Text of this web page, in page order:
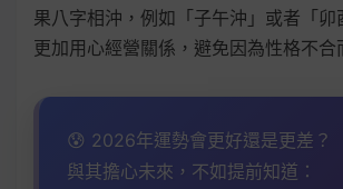
果八字相沖，例如「子午沖」或者「卯
更加用心經營關係，避免因為性格不合
😰 2026年運勢會更好還是更差？
與其擔心未來，不如提前知道：